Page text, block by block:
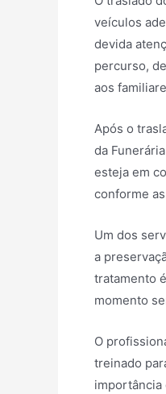
veículos
devida
percurso,
aos
Após o
da
esteja em
conforme
Um dos
a
tratamento
momento
O
treinado
importância